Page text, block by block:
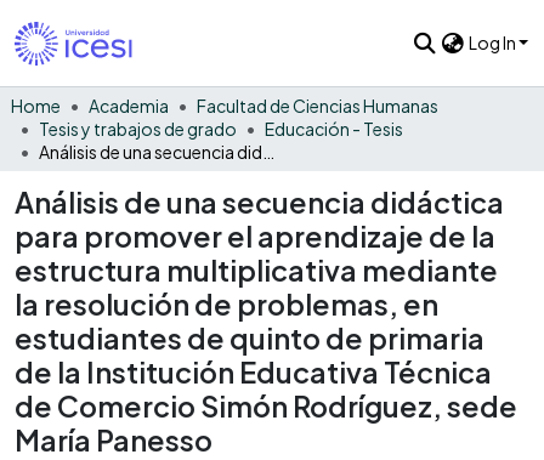
Log In
Home Academia
Facultad de Ciencias Humanas
Tesis y trabajos de grado
Educación - Tesis
Análisis de una secuencia didáctica
para promover el aprendizaje de la
estructura multiplicativa mediante
la resolución de problemas, en
estudiantes de quinto de primaria
de la Institución Educativa Técnica
de Comercio Simón Rodríguez, sede
María Panesso